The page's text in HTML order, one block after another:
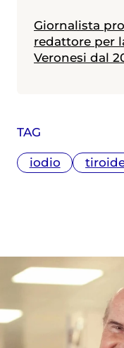
TAG
iodio
Giornalista
redattore per
Veronesi dal
multimediale
Messe alle